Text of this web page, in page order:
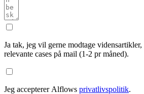
Ja tak, jeg vil gerne modtage
relevante cases på mail (1-2 pr måned).
Jeg accepterer Alflows privatlivspolitik.